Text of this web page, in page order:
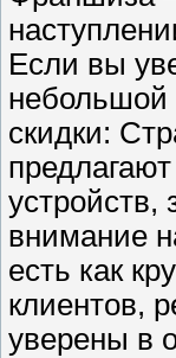
Если вы
небольшой
скидки:
устройств,
внимание
есть как
клиентов,
уверены в